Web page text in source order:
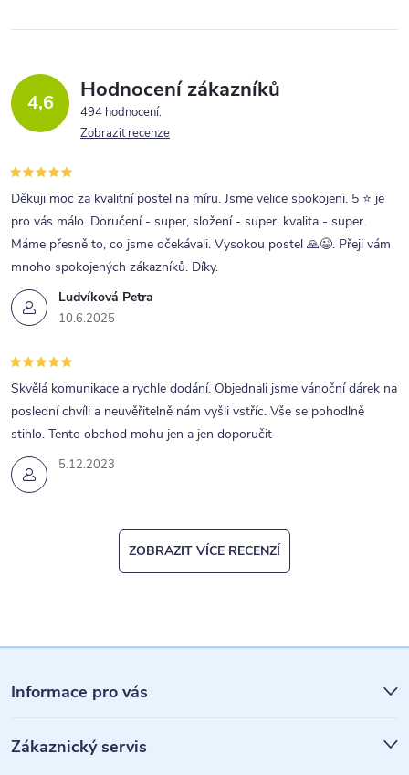
4,6 Hodnocení zákazníků
494 hodnocení
Zobrazit recenze
Ludvíková Petra
10.6.2025
Děkuji moc za kvalitní postel na míru. Jsme velice spokojeni. 5 ⭐ je
pro vás málo. Doručení - super, složení - super, kvalita - super.
Máme přesně to, co jsme očekávali. Vysokou postel 🙏😉. Přeji vám
mnoho spokojených zákazníků. Díky.
5.12.2023
Skvělá komunikace a rychle dodání. Objednali jsme vánoční dárek na
poslední chvíli a neuvěřitelně nám vyšli vstříc. Vše se pohodlně
stihlo. Tento obchod mohu jen a jen doporučit
ZOBRAZIT VÍCE RECENZÍ
á
p
a
Informace pro vás
Zákaznický servis